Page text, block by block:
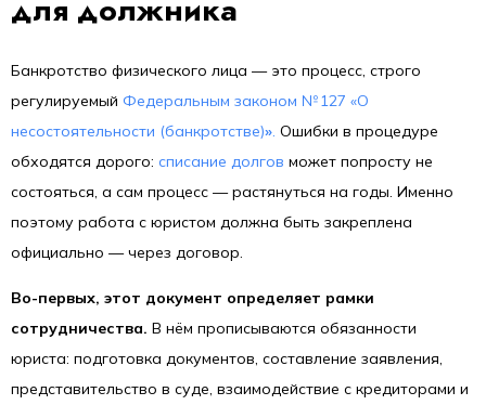
для должника
Банкротство физического лица — это процесс, строго
регулируемый Федеральным законом № 127 «О
несостоятельности (банкротстве)». Ошибки в процедуре
обходятся дорого: списание долгов может попросту не
состояться, а сам процесс — растянуться на годы. Именно
поэтому работа с юристом должна быть закреплена
официально — через договор.
Во-первых, этот документ определяет рамки
сотрудничества. В нём прописываются обязанности
юриста: подготовка документов, составление заявления,
представительство в суде, взаимодействие с кредиторами и